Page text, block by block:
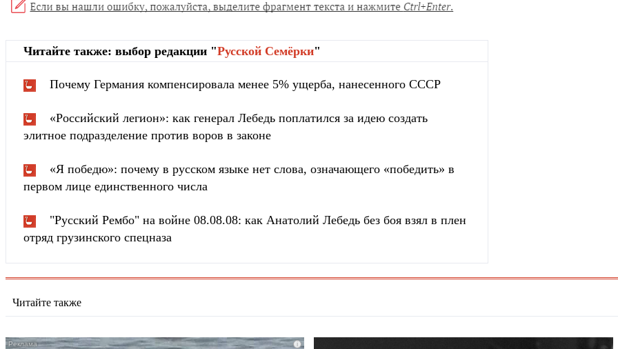
Читайте также: выбор редакции "Русской Cемёрки"
Почему Германия компенсировала менее 5% ущерба, нанесенного СССР
«Российский легион»: как генерал Лебедь поплатился за идею создать
элитное подразделение против воров в законе
«Я победю»: почему в русском языке нет слова, означающего «победить» в
первом лице единственного числа
"Русский Рембо" на войне 08.08.08: как Анатолий Лебедь без боя взял в плен
отряд грузинского спецназа
Читайте также
i